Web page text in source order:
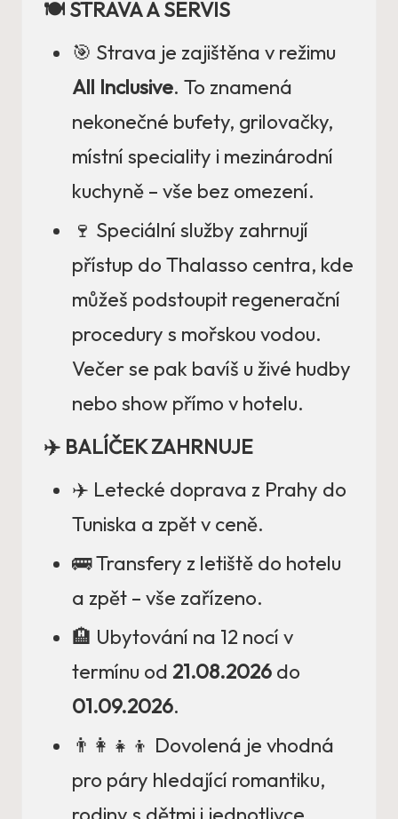
🍽️ STRAVA A SERVIS
🎯 Strava je zajištěna v režimu
All Inclusive. To znamená
nekonečné bufety, grilovačky,
místní speciality i mezinárodní
kuchyně – vše bez omezení.
🍷 Speciální služby zahrnují
přístup do Thalasso centra, kde
můžeš podstoupit regenerační
procedury s mořskou vodou.
Večer se pak bavíš u živé hudby
nebo show přímo v hotelu.
✈️ BALÍČEK ZAHRNUJE
✈️ Letecké doprava z Prahy do
Tuniska a zpět v ceně.
🚌 Transfery z letiště do hotelu
a zpět – vše zařízeno.
🏨 Ubytování na 12 nocí v
termínu od 21.08.2026 do
01.09.2026.
👨‍👩‍👧‍👦 Dovolená je vhodná
pro páry hledající romantiku,